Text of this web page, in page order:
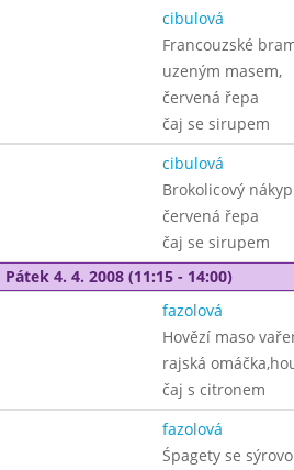
cibulová
Francouzské
uzeným masem,
červená řepa
čaj se sirupem
cibulová
Brokolicový nákyp
červená řepa
čaj se sirupem
Pátek 4. 4. 2008 (11:15 - 14:00)
fazolová
Hovězí maso
rajská
čaj s citronem
fazolová
Śpagety se